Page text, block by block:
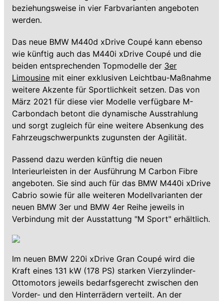
beziehungsweise in vier Farbvarianten angeboten
werden.
Das neue BMW M440d xDrive Coupé kann ebenso
wie künftig auch das M440i xDrive Coupé und die
beiden entsprechenden Topmodelle der 3er
Limousine mit einer exklusiven Leichtbau-Maßnahme
weitere Akzente für Sportlichkeit setzen. Das von
März 2021 für diese vier Modelle verfügbare M-
Carbondach betont die dynamische Ausstrahlung
und sorgt zugleich für eine weitere Absenkung des
Fahrzeugschwerpunkts zugunsten der Agilität.
Passend dazu werden künftig die neuen
Interieurleisten in der Ausführung M Carbon Fibre
angeboten. Sie sind auch für das BMW M440i xDrive
Cabrio sowie für alle weiteren Modellvarianten der
neuen BMW 3er und BMW 4er Reihe jeweils in
Verbindung mit der Ausstattung "M Sport" erhältlich.
Im neuen BMW 220i xDrive Gran Coupé wird die
Kraft eines 131 kW (178 PS) starken Vierzylinder-
Ottomotors jeweils bedarfsgerecht zwischen den
Vorder- und den Hinterrädern verteilt. An der